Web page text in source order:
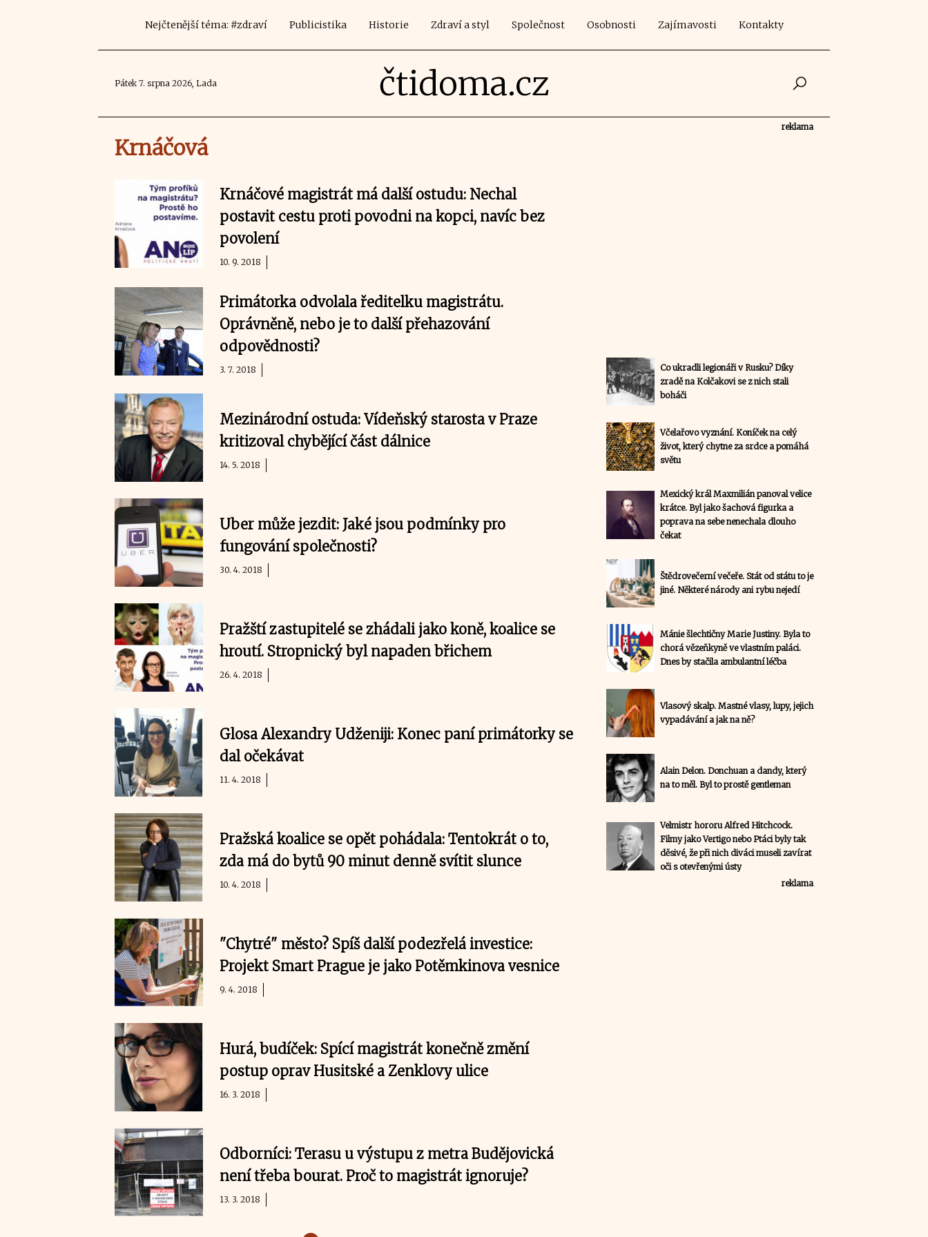
Nejčtenější téma: #zdraví Publicistika Historie Zdraví a styl Společnost Osobnosti Zajímavosti Kontakty
Pátek 7. srpna 2026, Lada čtidoma.cz
Krnáčová
Krnáčové magistrát má další ostudu: Nechal
postavit cestu proti povodni na kopci, navíc bez
povolení
10. 9. 2018
Primátorka odvolala ředitelku magistrátu.
Oprávněně, nebo je to další přehazování
odpovědnosti?
3. 7. 2018
Mezinárodní ostuda: Vídeňský starosta v Praze
kritizoval chybějící část dálnice
14. 5. 2018
Uber může jezdit: Jaké jsou podmínky pro
fungování společnosti?
30. 4. 2018
Pražští zastupitelé se zhádali jako koně, koalice se
hroutí. Stropnický byl napaden břichem
26. 4. 2018
Glosa Alexandry Udženiji: Konec paní primátorky se
dal očekávat
11. 4. 2018
Pražská koalice se opět pohádala: Tentokrát o to,
zda má do bytů 90 minut denně svítit slunce
10. 4. 2018
"Chytré" město? Spíš další podezřelá investice:
Projekt Smart Prague je jako Potěmkinova vesnice
9. 4. 2018
Hurá, budíček: Spící magistrát konečně změní
postup oprav Husitské a Zenklovy ulice
16. 3. 2018
Odborníci: Terasu u výstupu z metra Budějovická
není třeba bourat. Proč to magistrát ignoruje?
13. 3. 2018
reklama
Co ukradli legionáři v Rusku? Díky
zradě na Kolčakovi se z nich stali
boháči
Včelařovo vyznání. Koníček na celý
život, který chytne za srdce a pomáhá
světu
Mexický král Maxmilián panoval velice
krátce. Byl jako šachová figurka a
poprava na sebe nenechala dlouho
čekat
Štědrovečerní večeře. Stát od státu to je
jiné. Některé národy ani rybu nejedí
Mánie šlechtičny Marie Justiny. Byla to
chorá vězeňkyně ve vlastním paláci.
Dnes by stačila ambulantní léčba
Vlasový skalp. Mastné vlasy, lupy, jejich
vypadávání a jak na ně?
Alain Delon. Donchuan a dandy, který
na to měl. Byl to prostě gentleman
Velmistr hororu Alfred Hitchcock.
Filmy jako Vertigo nebo Ptáci byly tak
děsivé, že při nich diváci museli zavírat
oči s otevřenými ústy
reklama